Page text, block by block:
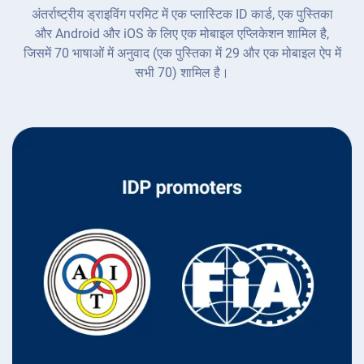
अंतर्राष्ट्रीय ड्राइविंग परमिट में एक प्लास्टिक ID कार्ड, एक पुस्तिका
और Android और iOS के लिए एक मोबाइल एप्लिकेशन शामिल है,
जिसमें 70 भाषाओं में अनुवाद (एक पुस्तिका में 29 और एक मोबाइल ऐप में
सभी 70) शामिल है।